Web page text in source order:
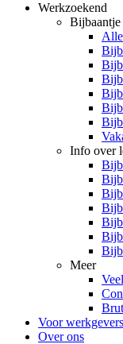
Werkzoekend
Bijbaantje
Info over
Meer
Voor werkgevers
Over ons